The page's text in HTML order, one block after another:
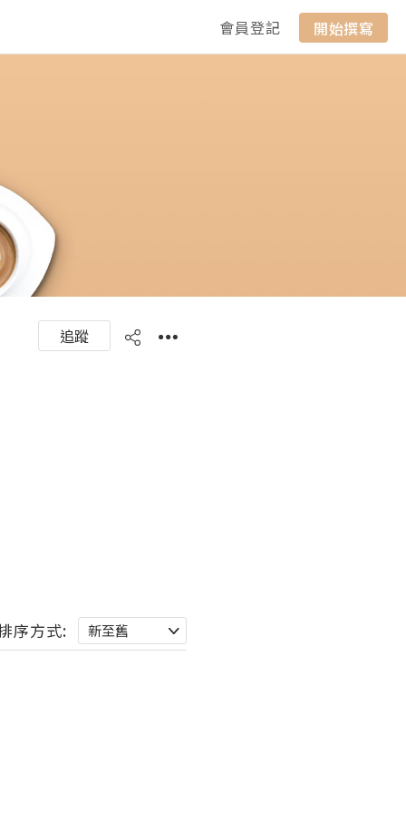
會員登記 開始撰寫
追蹤
序方式: